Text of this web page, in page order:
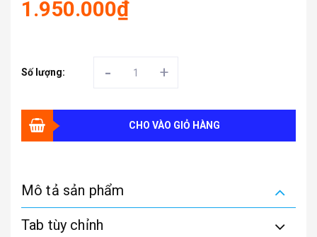
1.950.000₫
Số lượng: - +
CHO VÀO GIỎ HÀNG
Mô tả sản phẩm
Tab tùy chỉnh